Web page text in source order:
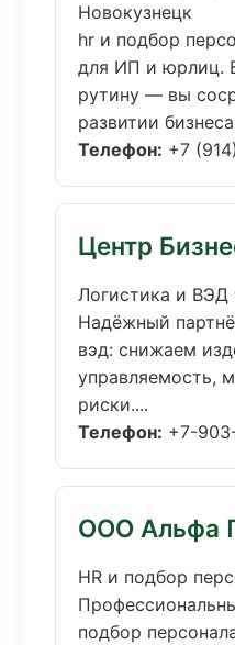
Новокузнецк
hr и подбор
для ИП и юрлиц.
рутину — вы
развитии
Телефон: +7
Центр
Логистика и ВЭД
Надёжный
вэд: снижаем
управляемость,
риски....
Телефон: +7-
ООО Альфа
HR и подбор
подбор